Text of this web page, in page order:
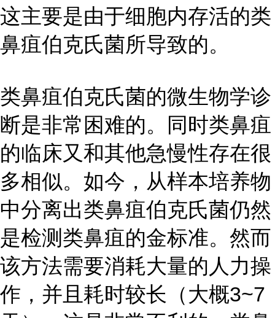
这主要是由于细胞内存活的类
鼻疽伯克氏菌所导致的。
类鼻疽伯克氏菌的微生物学诊
断是非常困难的。同时类鼻疽
的临床又和其他急慢性存在很
多相似。如今，从样本培养物
中分离出类鼻疽伯克氏菌仍然
是检测类鼻疽的金标准。然而
该方法需要消耗大量的人力操
作，并且耗时较长（大概3~7